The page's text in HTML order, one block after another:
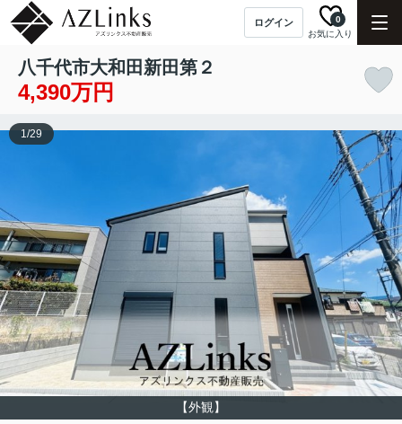
ログイン
お気に入り
0
八千代市大和田新田第２
4,390万円
【外観】
1/29